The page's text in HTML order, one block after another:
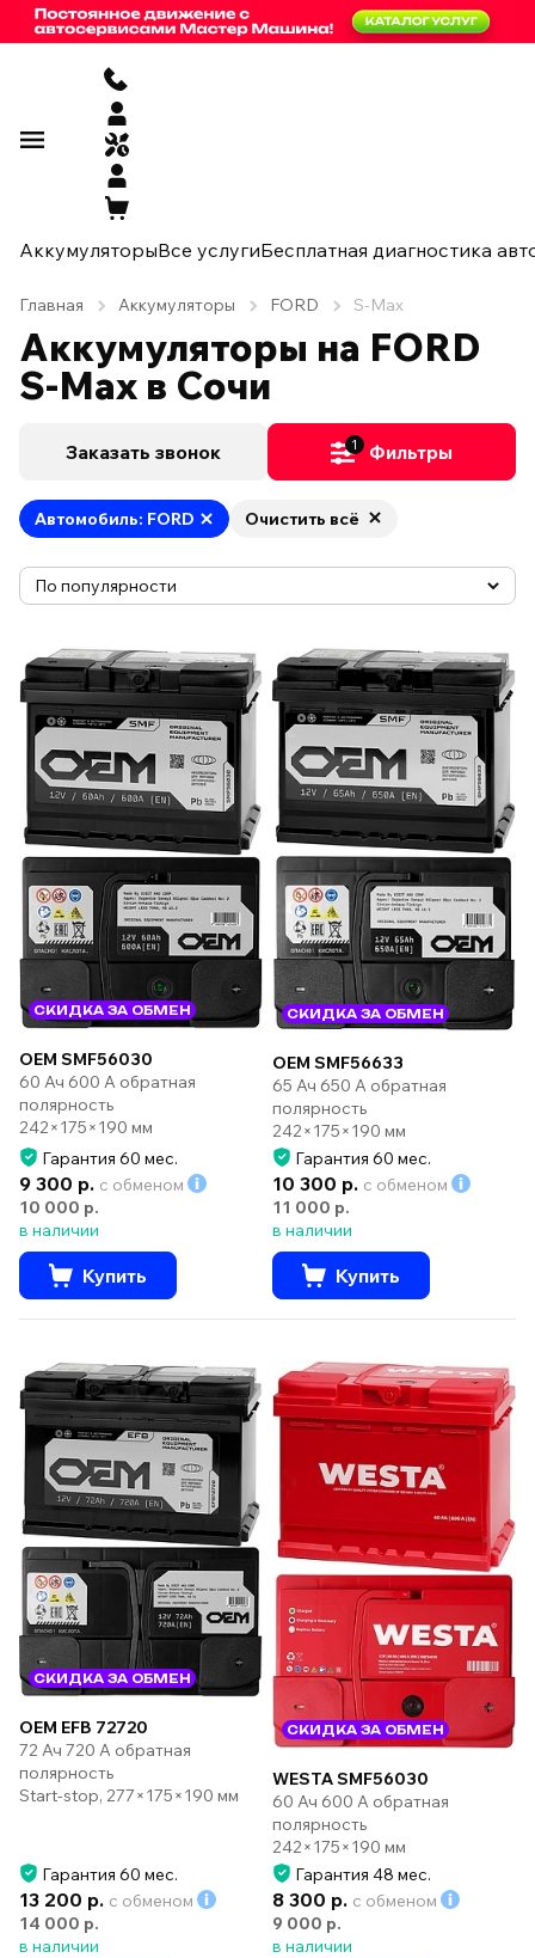
АккумуляторыВсе услугиБесплатная диагностика
Главная Аккумуляторы FORD S-Max
Аккумуляторы на FORD
S-Max в Сочи
Заказать звонок 1 Фильтры
Автомобиль: FORD Очистить всё
СКИДКА ЗА ОБМЕН
OEM SMF56030
60 Ач 600 А обратная
полярность
242×175×190 мм
Гарантия 60 мес.
9 300 р. с обменом
10 000 р.
в наличии
Купить
СКИДКА ЗА ОБМЕН
OEM SMF56633
65 Ач 650 А обратная
полярность
242×175×190 мм
Гарантия 60 мес.
10 300 р. с обменом
11 000 р.
в наличии
Купить
СКИДКА ЗА ОБМЕН
OEM EFB 72720
72 Ач 720 А обратная
полярность
Start-stop, 277×175×190 мм
Гарантия 60 мес.
13 200 р. с обменом
14 000 р.
в наличии
СКИДКА ЗА ОБМЕН
WESTA SMF56030
60 Ач 600 А обратная
полярность
242×175×190 мм
Гарантия 48 мес.
8 300 р. с обменом
9 000 р.
в наличии